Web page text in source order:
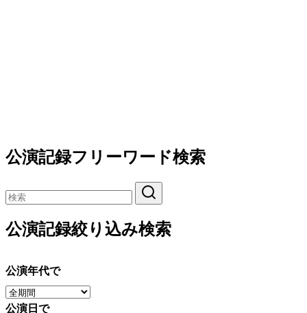
公演記録フリーワード検索
公演記録絞り込み検索
公演年代で
公演日で